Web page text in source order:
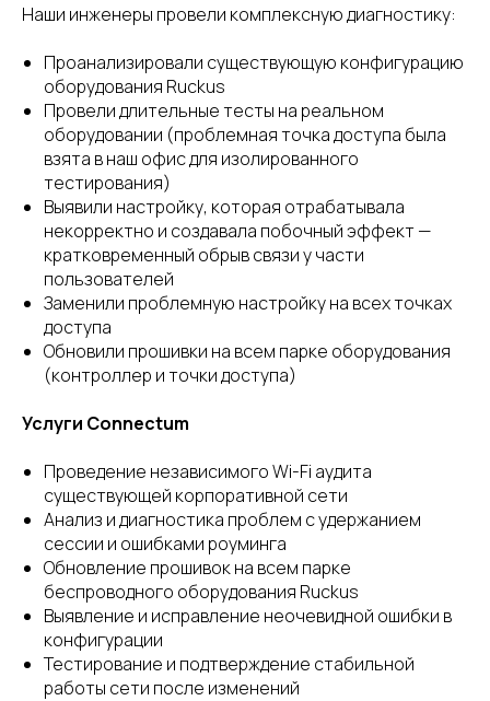
Наши инженеры провели комплексную диагностику:
Проанализировали существующую конфигурацию
оборудования Ruckus
Провели длительные тесты на реальном
оборудовании (проблемная точка доступа была
взята в наш офис для изолированного
тестирования)
Выявили настройку, которая отрабатывала
некорректно и создавала побочный эффект —
кратковременный обрыв связи у части
пользователей
Заменили проблемную настройку на всех точках
доступа
Обновили прошивки на всем парке оборудования
(контроллер и точки доступа)
Услуги Connectum
Проведение независимого Wi-Fi аудита
существующей корпоративной сети
Анализ и диагностика проблем с удержанием
сессии и ошибками роуминга
Обновление прошивок на всем парке
беспроводного оборудования Ruckus
Выявление и исправление неочевидной ошибки в
конфигурации
Тестирование и подтверждение стабильной
работы сети после изменений